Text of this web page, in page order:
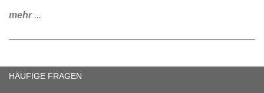
mehr...
HÄUFIGE FRAGEN